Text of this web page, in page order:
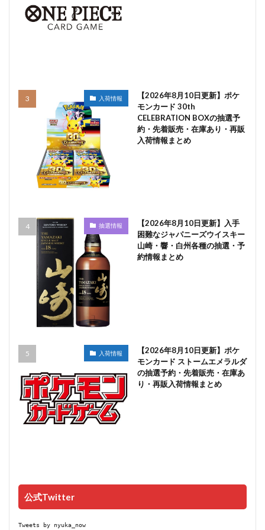
入荷情報
【2026年8月10日更新】ポケ
モンカード 30th
CELEBRATION BOXの抽選予
約・先着販売・在庫あり・再販
入荷情報まとめ
抽選情報
【2026年8月10日更新】入手
困難なジャパニーズウイスキー
山崎・響・白州各種の抽選・予
約情報まとめ
入荷情報
【2026年8月10日更新】ポケ
モンカード ストームエメラルダ
の抽選予約・先着販売・在庫あ
り・再販入荷情報まとめ
公式Twitter
Tweets by nyuka_now